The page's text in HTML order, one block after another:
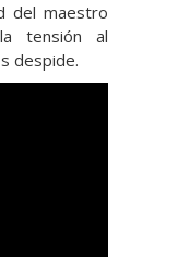
del maestro
tensión al
despide.